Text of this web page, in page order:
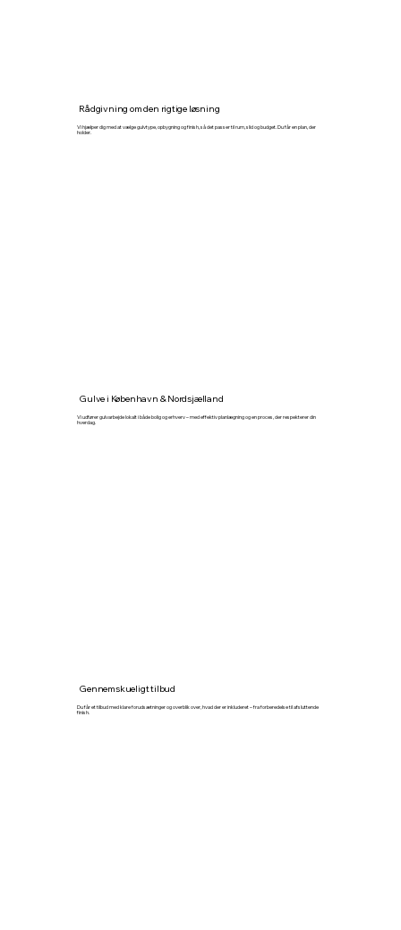
Rådgivning om den rigtige løsning
Vi hjælper dig med at vælge gulvtype, opbygning og finish, så det passer til rum, slid og budget. Du får en plan, der
holder.
Gulve i København & Nordsjælland
Vi udfører gulvarbejde lokalt i både bolig og erhverv – med effektiv planlægning og en proces, der respekterer din
hverdag.
Gennemskueligt tilbud
Du får et tilbud med klare forudsætninger og overblik over, hvad der er inkluderet – fra forberedelse til afsluttende
finish.